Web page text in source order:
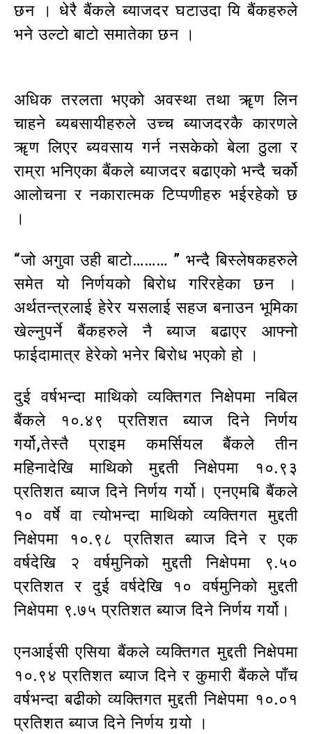
छन । धेरै बैंकले ब्याजदर घटाउदा यि बैंकहरुले
भने उल्टो बाटो समातेका छन ।
अधिक तरलता भएको अवस्था तथा ॠण लिन
चाहने ब्यबसायीहरुले उच्च ब्याजदरकै कारणले
ॠण लिएर ब्यवसाय गर्न नसकेको बेला ठुला र
राम्रा भनिएका बैंकले ब्याजदर बढाएको भन्दै चर्को
आलोचना र नकारात्मक टिप्पणीहरु भईरहेको छ
।
“जो अगुवा उही बाटो……… ” भन्दै बिस्लेषकहरुले
समेत यो निर्णयको बिरोध गरिरहेका छन ।
अर्थतन्त्रलाई हेरेर यसलाई सहज बनाउन भूमिका
खेल्नुपर्ने बैंकहरुले नै ब्याज बढाएर आफ्नो
फाईदामात्र हेरेको भनेर बिरोध भएको हो ।
दुई वर्षभन्दा माथिको व्यक्तिगत निक्षेपमा नबिल
बैंकले १०.४९ प्रतिशत ब्याज दिने निर्णय
गर्यो,तेस्तै प्राइम कमर्सियल बैंकले तीन
महिनादेखि माथिको मुद्दती निक्षेपमा १०.९३
प्रतिशत ब्याज दिने निर्णय गर्यो। एनएमबि बैंकले
१० वर्षे वा त्योभन्दा माथिको व्यक्तिगत मुद्दती
निक्षेपमा १०.९८ प्रतिशत ब्याज दिने र एक
वर्षदेखि २ वर्षमुनिको मुद्दती निक्षेपमा ९.५०
प्रतिशत र दुई वर्षदेखि १० वर्षमुनिको मुद्दती
निक्षेपमा ९.७५ प्रतिशत ब्याज दिने निर्णय गर्यो।
एनआईसी एसिया बैंकले व्यक्तिगत मुद्दती निक्षेपमा
१०.९४ प्रतिशत ब्याज दिने र कुमारी बैंकले पाँच
वर्षभन्दा बढीको व्यक्तिगत मुद्दती निक्षेपमा १०.०१
प्रतिशत ब्याज दिने निर्णय गर्‍यो ।